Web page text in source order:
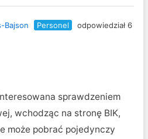
Bajson Personel
odpowiedział 6
sprawdzeniem
wchodząc na stronę BIK,
może pobrać pojedynczy